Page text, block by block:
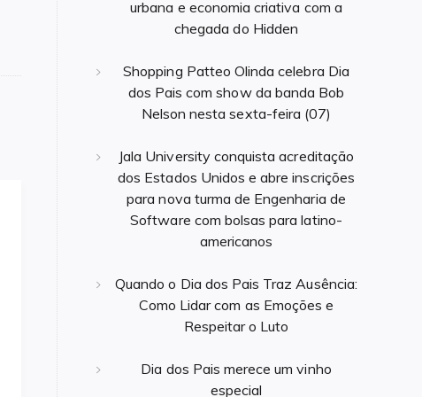
urbana e economia criativa com a
chegada do Hidden
Shopping Patteo Olinda celebra Dia
dos Pais com show da banda Bob
Nelson nesta sexta-feira (07)
Jala University conquista acreditação
dos Estados Unidos e abre inscrições
para nova turma de Engenharia de
Software com bolsas para latino-
americanos
Quando o Dia dos Pais Traz Ausência:
Como Lidar com as Emoções e
Respeitar o Luto
Dia dos Pais merece um vinho
especial